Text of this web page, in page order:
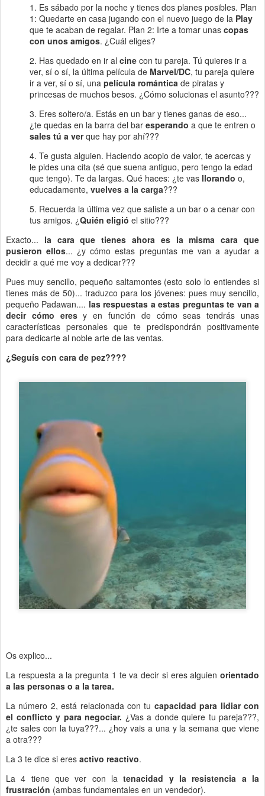
1. Es sábado por la noche y tienes dos planes posibles. Plan
1: Quedarte en casa jugando con el nuevo juego de la Play
que te acaban de regalar. Plan 2: Irte a tomar unas copas
con unos amigos. ¿Cuál eliges?
2. Has quedado en ir al cine con tu pareja. Tú quieres ir a
ver, sí o sí, la última película de Marvel/DC, tu pareja quiere
ir a ver, sí o sí, una película romántica de piratas y
princesas de muchos besos. ¿Cómo solucionas el asunto???
3. Eres soltero/a. Estás en un bar y tienes ganas de eso...
¿te quedas en la barra del bar esperando a que te entren o
sales tú a verque hay por ahí???
4. Te gusta alguien. Haciendo acopio de valor, te acercas y
le pides una cita (sé que suena antiguo, pero tengo la edad
que tengo). Te da largas. Qué haces: ¿te vas llorando o,
educadamente, vuelves a la carga???
5. Recuerda la última vez que saliste a un bar o a cenar con
tus amigos. ¿Quién eligió el sitio???
Exacto... la cara que tienes ahora es la misma cara que
pusieron ellos... ¿y cómo estas preguntas me van a ayudar a
decidir a qué me voy a dedicar???
Pues muy sencillo, pequeño saltamontes (esto solo lo entiendes si
tienes más de 50)... traduzco para los jóvenes: pues muy sencillo,
pequeño Padawan.... las respuestas a estas preguntas te van a
decir cómo eresy en función de cómo seas tendrás unas
características personales que te predispondrán positivamente
para dedicarte al noble arte de las ventas.
¿Seguís con cara de pez????
Os explico...
La respuesta a la pregunta 1 te va decir si eres alguien orientado
a las personas o a la tarea.
La número 2, está relacionada con tu capacidad para lidiar con
el conflicto y para negociar. ¿Vas a donde quiere tu pareja???,
¿te sales con la tuya???... ¿hoy vais a una y la semana que viene
a otra???
La 3 te dice si eres activo reactivo.
La 4 tiene que ver con la tenacidad y la resistencia a la
frustración (ambas fundamentales en un vendedor).